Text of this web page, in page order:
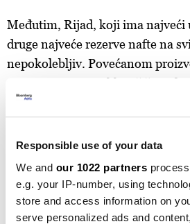
Responsible use of your data
We and our 1022 partners
e.g. your IP-number, using
store and access information on
serve personalized ads and
Međutim, Rijad, koji ima najveći
druge najveće rezerve nafte na
nepokolebljiv. Povećanom
ponovo osvojiti veliki tržišni udio
prekomjerne proizvođače nafte
Iraka.
Bloomberg
izvještava da se
prekretnici, jer povećanje
Saudijskom Arabijom samo
tržište godinu završiti s velikim